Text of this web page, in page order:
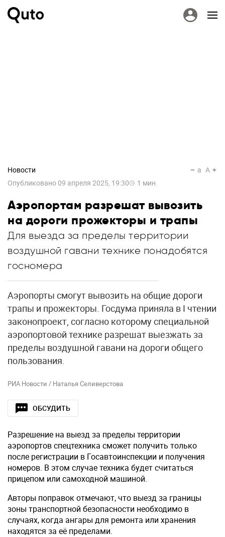
Новости
Опубликовано 09 апреля 2025, 19:30 1 мин.
a A
Аэропортам разрешат вывозить
на дороги прожекторы и трапы
Для выезда за пределы территории
воздушной гавани технике понадобятся
госномера
Аэропорты смогут вывозить на общие дороги
трапы и прожекторы. Госдума приняла в I чтении
законопроект, согласно которому специальной
аэропортовой технике разрешат выезжать за
пределы воздушной гавани на дороги общего
пользования.
РИА Новости / Наталья Селиверстова
ОБСУДИТЬ
Разрешение на выезд за пределы территории
аэропортов спецтехника сможет получить только
после регистрации в Госавтоинспекции и получения
номеров. В этом случае техника будет считаться
прицепом или самоходной машиной.
Авторы поправок отмечают, что выезд за границы
зоны транспортной безопасности необходимо в
случаях, когда ангары для ремонта или хранения
находятся за её пределами.